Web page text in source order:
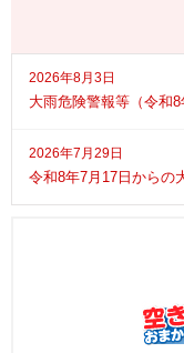
2026年8月3日
大雨危険警報等（令和
2026年7月29日
令和8年7月17日からの